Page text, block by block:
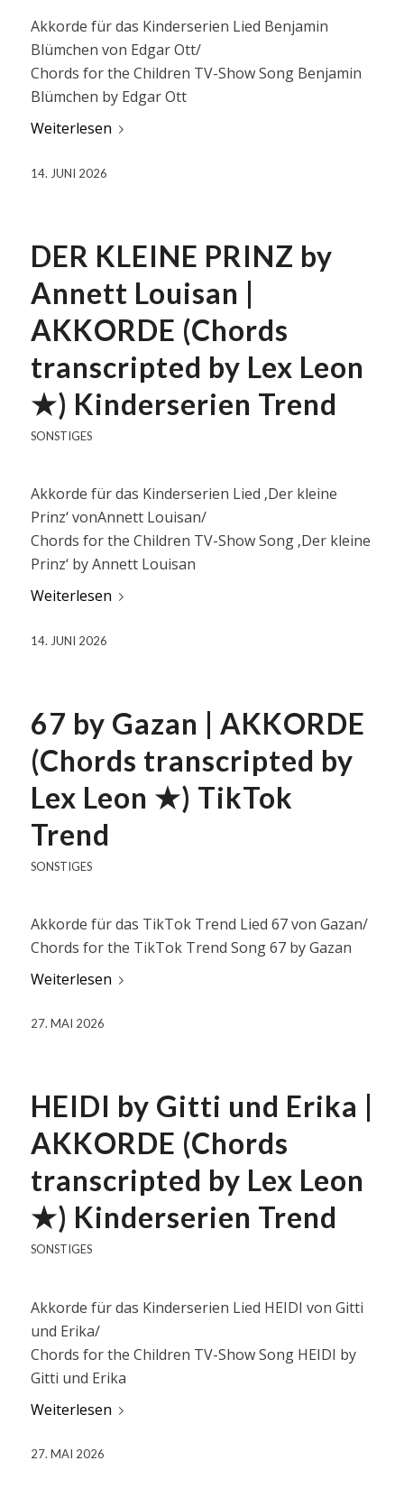
Akkorde für das Kinderserien Lied Benjamin
Blümchen von Edgar Ott/
Chords for the Children TV-Show Song Benjamin
Blümchen by Edgar Ott
Weiterlesen
14. JUNI 2026
DER KLEINE PRINZ by
Annett Louisan |
AKKORDE (Chords
transcripted by Lex Leon
★) Kinderserien Trend
SONSTIGES
Akkorde für das Kinderserien Lied ‚Der kleine
Prinz‘ vonAnnett Louisan/
Chords for the Children TV-Show Song ‚Der kleine
Prinz‘ by Annett Louisan
Weiterlesen
14. JUNI 2026
67 by Gazan | AKKORDE
(Chords transcripted by
Lex Leon ★) TikTok
Trend
SONSTIGES
Akkorde für das TikTok Trend Lied 67 von Gazan/
Chords for the TikTok Trend Song 67 by Gazan
Weiterlesen
27. MAI 2026
HEIDI by Gitti und Erika |
AKKORDE (Chords
transcripted by Lex Leon
★) Kinderserien Trend
SONSTIGES
Akkorde für das Kinderserien Lied HEIDI von Gitti
und Erika/
Chords for the Children TV-Show Song HEIDI by
Gitti und Erika
Weiterlesen
27. MAI 2026